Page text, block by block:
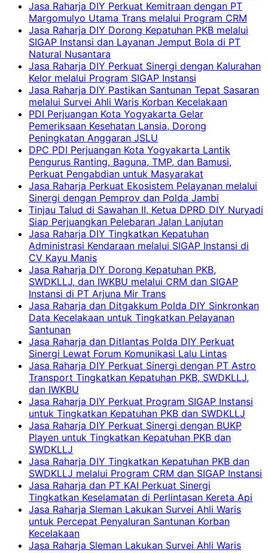
Jasa Raharja DIY Perkuat Kemitraan dengan PT
Margomulyo Utama Trans melalui Program CRM
Jasa Raharja DIY Dorong Kepatuhan PKB melalui
SIGAP Instansi dan Layanan Jemput Bola di PT
Natural Nusantara
Jasa Raharja DIY Perkuat Sinergi dengan Kalurahan
Kelor melalui Program SIGAP Instansi
Jasa Raharja DIY Pastikan Santunan Tepat Sasaran
melalui Survei Ahli Waris Korban Kecelakaan
PDI Perjuangan Kota Yogyakarta Gelar
Pemeriksaan Kesehatan Lansia, Dorong
Peningkatan Anggaran JSLU
DPC PDI Perjuangan Kota Yogyakarta Lantik
Pengurus Ranting, Baguna, TMP, dan Bamusi,
Perkuat Pengabdian untuk Masyarakat
Jasa Raharja Perkuat Ekosistem Pelayanan melalui
Sinergi dengan Pemprov dan Polda Jambi
Tinjau Talud di Sawahan II, Ketua DPRD DIY Nuryadi
Siap Perjuangkan Pelebaran Jalan Lanjutan
Jasa Raharja DIY Tingkatkan Kepatuhan
Administrasi Kendaraan melalui SIGAP Instansi di
CV Kayu Manis
Jasa Raharja DIY Dorong Kepatuhan PKB,
SWDKLLJ, dan IWKBU melalui CRM dan SIGAP
Instansi di PT Arjuna Mir Trans
Jasa Raharja dan Ditgakkum Polda DIY Sinkronkan
Data Kecelakaan untuk Tingkatkan Pelayanan
Santunan
Jasa Raharja dan Ditlantas Polda DIY Perkuat
Sinergi Lewat Forum Komunikasi Lalu Lintas
Jasa Raharja DIY Perkuat Sinergi dengan PT Astro
Transport Tingkatkan Kepatuhan PKB, SWDKLLJ,
dan IWKBU
Jasa Raharja DIY Perkuat Program SIGAP Instansi
untuk Tingkatkan Kepatuhan PKB dan SWDKLLJ
Jasa Raharja DIY Perkuat Sinergi dengan BUKP
Playen untuk Tingkatkan Kepatuhan PKB dan
SWDKLLJ
Jasa Raharja DIY Tingkatkan Kepatuhan PKB dan
SWDKLLJ melalui Program CRM dan SIGAP Instansi
Jasa Raharja dan PT KAI Perkuat Sinergi
Tingkatkan Keselamatan di Perlintasan Kereta Api
Jasa Raharja Sleman Lakukan Survei Ahli Waris
untuk Percepat Penyaluran Santunan Korban
Kecelakaan
Jasa Raharja Sleman Lakukan Survei Ahli Waris